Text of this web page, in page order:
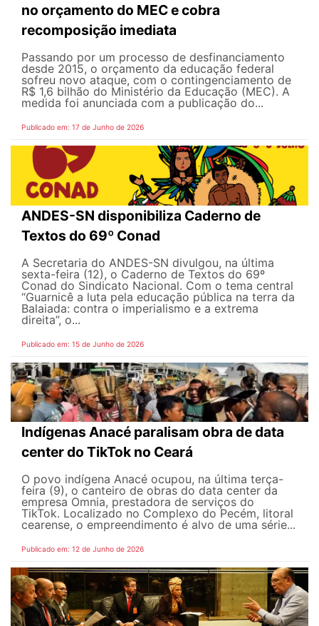
no orçamento do MEC e cobra
recomposição imediata
Passando por um processo de desfinanciamento
desde 2015, o orçamento da educação federal
sofreu novo ataque, com o contingenciamento de
R$ 1,6 bilhão do Ministério da Educação (MEC). A
medida foi anunciada com a publicação do...
Publicado em: 17 de Junho de 2026
ANDES-SN disponibiliza Caderno de
Textos do 69º Conad
A Secretaria do ANDES-SN divulgou, na última
sexta-feira (12), o Caderno de Textos do 69º
Conad do Sindicato Nacional. Com o tema central
“Guarnicê a luta pela educação pública na terra da
Balaiada: contra o imperialismo e a extrema
direita”, o...
Publicado em: 15 de Junho de 2026
Indígenas Anacé paralisam obra de data
center do TikTok no Ceará
O povo indígena Anacé ocupou, na última terça-
feira (9), o canteiro de obras do data center da
empresa Omnia, prestadora de serviços do
TikTok. Localizado no Complexo do Pecém, litoral
cearense, o empreendimento é alvo de uma série...
Publicado em: 12 de Junho de 2026